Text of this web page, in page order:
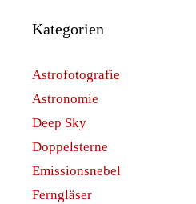
Kategorien
Astrofotografie
Astronomie
Deep Sky
Doppelsterne
Emissionsnebel
Ferngläser